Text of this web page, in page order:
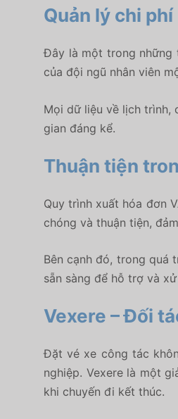
Quản lý chi
Đây là một trong những
của đội ngũ nhân viên
Mọi dữ liệu về lịch trình,
gian đáng kể.
Thuận tiện
Quy trình xuất hóa đơn
chóng và thuận tiện,
Bên cạnh đó, trong quá
sẵn sàng để hỗ trợ và
Vexere – Đối
Đặt vé xe công tác
nghiệp. Vexere là một
khi chuyến đi kết thúc.